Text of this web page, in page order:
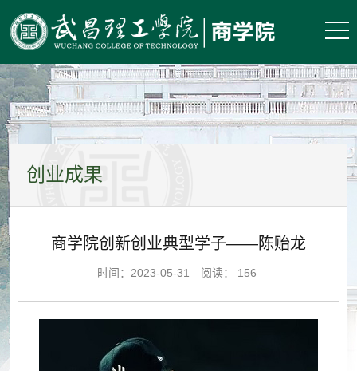
创业成果
商学院创新创业典型学子——陈贻龙
时间：2023-05-31 阅读： 156